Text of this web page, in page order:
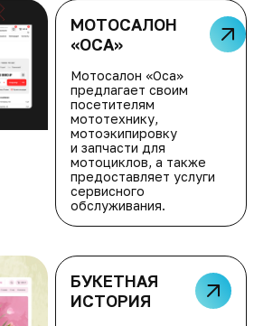
МОТОСАЛОН
«ОСА»
Мотосалон «Оса»
предлагает своим
посетителям
мототехнику,
мотоэкипировку
и запчасти для
мотоциклов, а также
предоставляет услуги
сервисного
обслуживания.
БУКЕТНАЯ
ИСТОРИЯ